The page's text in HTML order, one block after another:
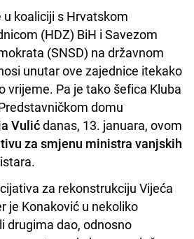
koaliciji s Hrvatskom
(HDZ) BiH i Savezom
(SNSD) na državnom
unutar ove zajednice itekako
vrijeme. Pa je tako šefica Kluba
domu
Vulićdanas, 13. januara, ovom
za smjenu ministra vanjskih
za rekonstrukciju Vijeća
je Konaković u nekoliko
drugima dao, odnosno